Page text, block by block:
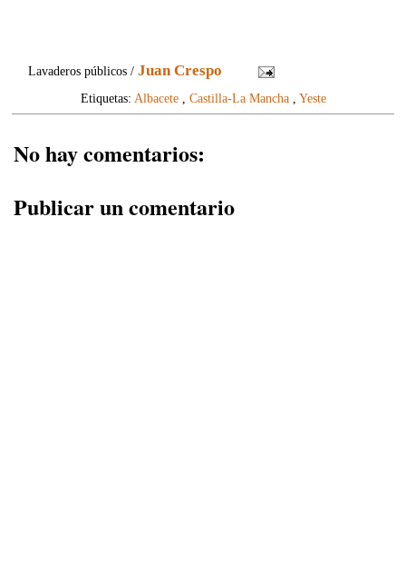
Lavaderos públicos /Juan Crespo
Etiquetas: Albacete, Castilla-La Mancha, Yeste
No hay comentarios:
Publicar un comentario